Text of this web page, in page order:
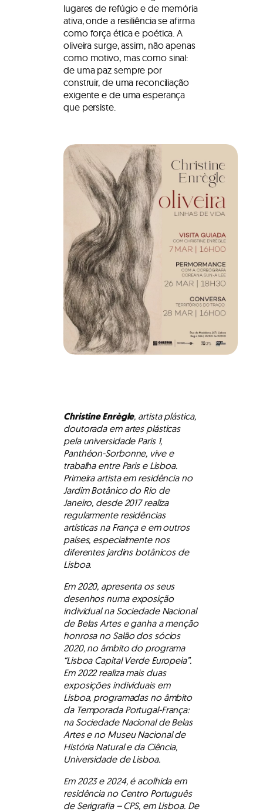
lugares de refúgio e de memória
ativa, onde a resiliência se afirma
como força ética e poética. A
oliveira surge, assim, não apenas
como motivo, mas como sinal:
de uma paz sempre por
construir, de uma reconciliação
exigente e de uma esperança
que persiste.
Christine Enrègle, artista plástica,
doutorada em artes plásticas
pela universidade Paris 1,
Panthéon-Sorbonne, vive e
trabalha entre Paris e Lisboa.
Primeira artista em residência no
Jardim Botânico do Rio de
Janeiro, desde 2017 realiza
regularmente residências
artísticas na França e em outros
países, especialmente nos
diferentes jardins botânicos de
Lisboa.
Em 2020, apresenta os seus
desenhos numa exposição
individual na Sociedade Nacional
de Belas Artes e ganha a menção
honrosa no Salão dos sócios
2020, no âmbito do programa
“Lisboa Capital Verde Europeia”.
Em 2022 realiza mais duas
exposições individuais em
Lisboa, programadas no âmbito
da Temporada Portugal-França:
na Sociedade Nacional de Belas
Artes e no Museu Nacional de
História Natural e da Ciência,
Universidade de Lisboa.
Em 2023 e 2024, é acolhida em
residência no Centro Português
de Serigrafia – CPS, em Lisboa. De